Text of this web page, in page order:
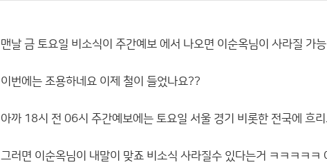
맨날 금 토요일 비소식이 주간예보 에서 나오면 이순옥님이 사라질 가
이번에는 조용하네요 이제 철이 들었나요??
아까 18시 전 06시 주간예보에는 토요일 서울 경기 비롯한 전국에 흐
그러면 이순옥님이 내말이 맞죠 비소식 사라질수 있다는거 ㅋㅋㅋㅋㅋ